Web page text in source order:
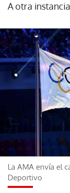
A otra instancia
La AMA envía el
Deportivo